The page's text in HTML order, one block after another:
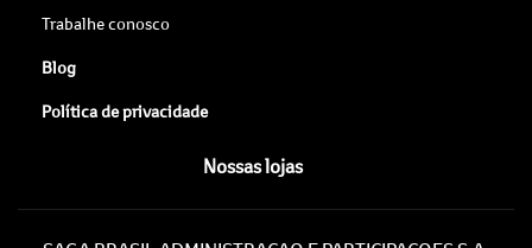
Trabalhe conosco
Blog
Política de privacidade
Nossas lojas